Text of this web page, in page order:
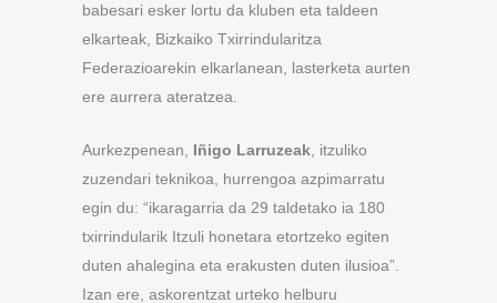
babesari esker lortu da kluben eta taldeen
elkarteak, Bizkaiko Txirrindularitza
Federazioarekin elkarlanean, lasterketa aurten
ere aurrera ateratzea.
Aurkezpenean, Iñigo Larruzeak , itzuliko
zuzendari teknikoa, hurrengoa azpimarratu
egin du: “ikaragarria da 29 taldetako ia 180
txirrindularik Itzuli honetara etortzeko egiten
duten ahalegina eta erakusten duten ilusioa”.
Izan ere, askorentzat urteko helburu